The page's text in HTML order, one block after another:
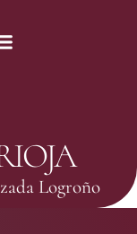
Logroño